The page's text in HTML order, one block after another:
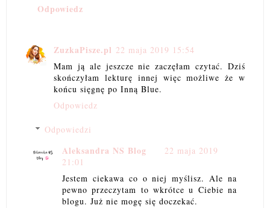
Odpowiedz
ZuzkaPisze.pl 22 maja 2019 15:54
Mam ją ale jeszcze nie zaczęłam czytać. Dziś
skończyłam lekturę innej więc możliwe że w
końcu sięgnę po Inną Blue.
Odpowiedz
Odpowiedzi
Aleksandra NS Blog
22 maja 2019
21:01
Jestem ciekawa co o niej myślisz. Ale na
pewno przeczytam to wkrótce u Ciebie na
blogu. Już nie mogę się doczekać.